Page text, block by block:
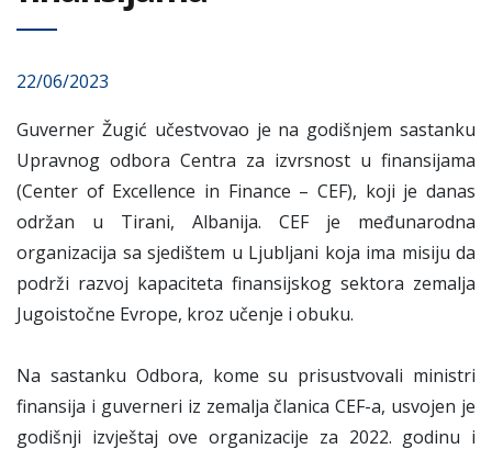
22/06/2023
Guverner Žugić učestvovao je na godišnjem sastanku
Upravnog odbora Centra za izvrsnost u finansijama
(Center of Excellence in Finance – CEF), koji je danas
održan u Tirani, Albanija. CEF je međunarodna
organizacija sa sjedištem u Ljubljani koja ima misiju da
podrži razvoj kapaciteta finansijskog sektora zemalja
Jugoistočne Evrope, kroz učenje i obuku.
Na sastanku Odbora, kome su prisustvovali ministri
finansija i guverneri iz zemalja članica CEF-a, usvojen je
godišnji izvještaj ove organizacije za 2022. godinu i